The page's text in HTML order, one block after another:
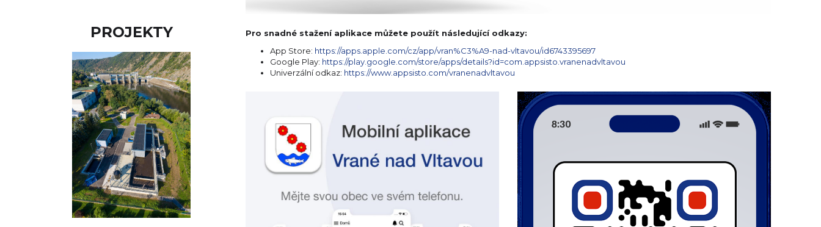
PROJEKTY
Pro snadné stažení aplikace můžete použít následující odkazy:
App Store: https://apps.apple.com/cz/app/vran%C3%A9-nad-vltavou/id6743395697
Google Play: https://play.google.com/store/apps/details?id=com.appsisto.vranenadvltavou
Univerzální odkaz: https://www.appsisto.com/vranenadvltavou